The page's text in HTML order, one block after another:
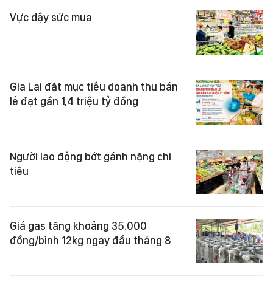
Vực dậy sức mua
Gia Lai đặt mục tiêu doanh thu bán
lẻ đạt gần 1,4 triệu tỷ đồng
Người lao động bớt gánh nặng chi
tiêu
Giá gas tăng khoảng 35.000
đồng/bình 12kg ngay đầu tháng 8